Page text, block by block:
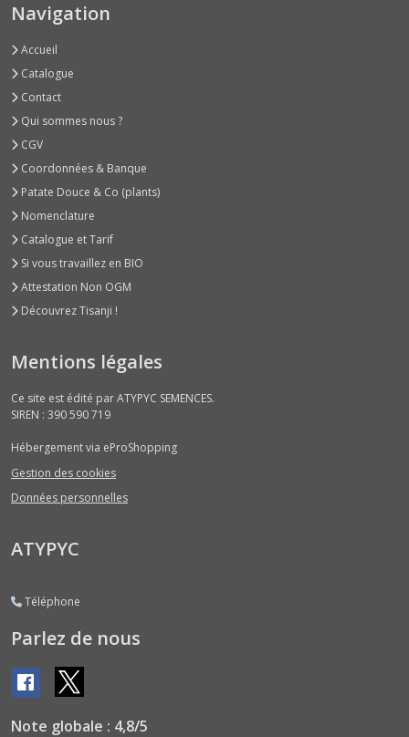
Courges
Rouges,
Citrouilles
et
Divers
(11)
Courges
Spaghettis
Courges
Potimarrons
(9)
Courgettes
Fleurs
(1)
Courgettes
Couleurs
et
Rondes
Courgettes
Vert
(6)
Navigation
Accueil
Catalogue
Contact
Qui sommes nous ?
CGV
Coordonnées & Banque
Patate Douce & Co (plants)
Nomenclature
Catalogue et Tarif
Si vous travaillez en BIO
Attestation Non OGM
Découvrez Tisanji !
Mentions légales
Ce site est édité par ATYPYC SEMENCES.
SIREN : 390 590 719
Hébergement via eProShopping
Gestion des cookies
Données personnelles
ATYPYC
Téléphone
Parlez de nous
Note globale : 4,8/5